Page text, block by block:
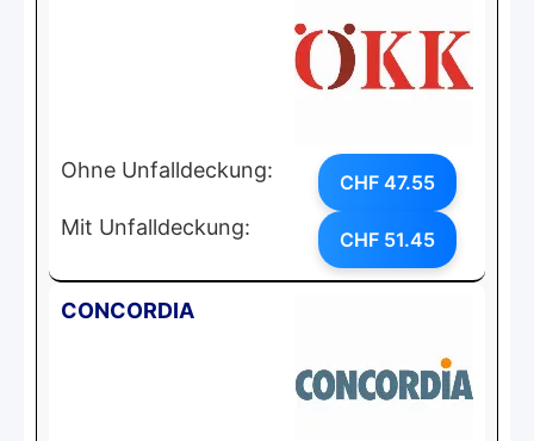
Ohne Unfalldeckung: CHF 47.55
Mit Unfalldeckung: CHF 51.45
CONCORDIA